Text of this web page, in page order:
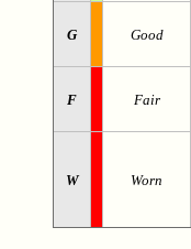
G Good
F Fair
W Worn